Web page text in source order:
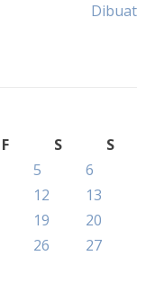
Dibuat
F S
S
5
6
12
13
19
20
26
27